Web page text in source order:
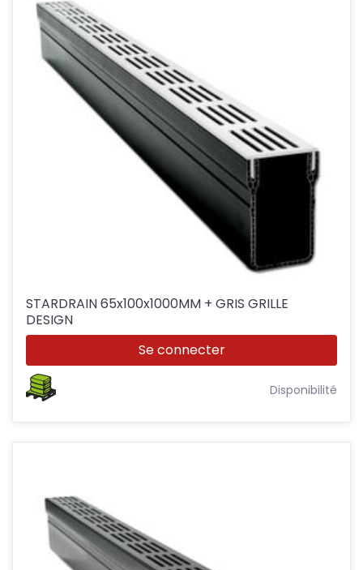
STARDRAIN 65x100x1000MM + GRIS GRILLE
DESIGN
Se connecter
Disponibilité